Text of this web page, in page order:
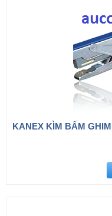
KANEX KÌM BẤM